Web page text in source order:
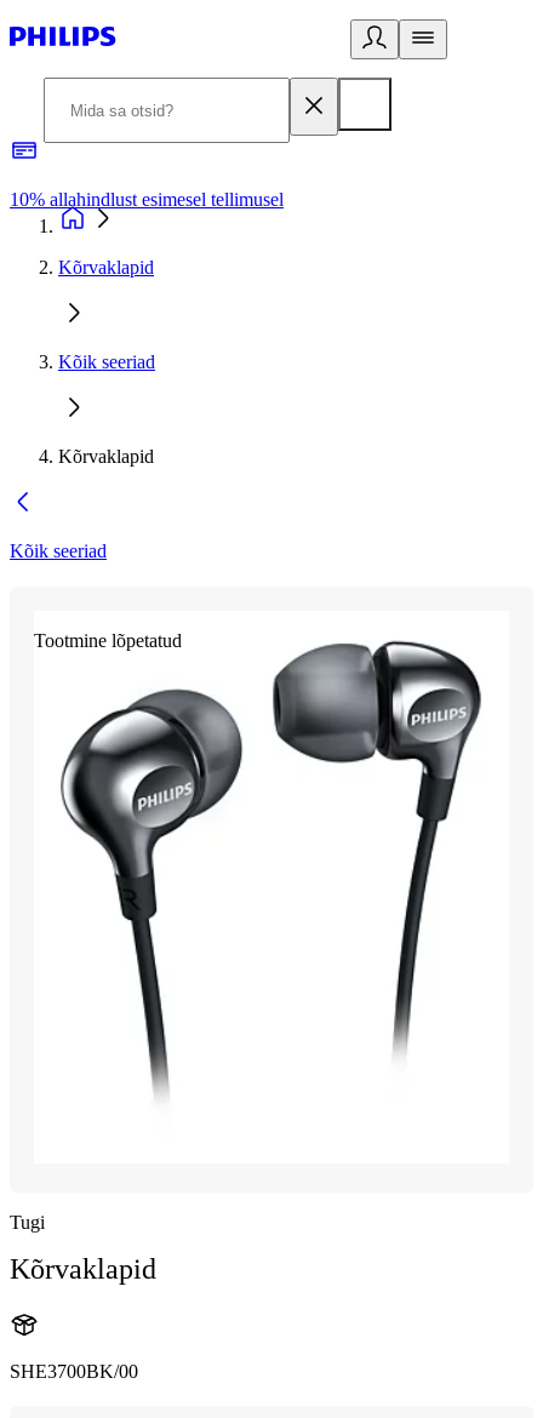
10% allahindlust esimesel tellimusel
Kõrvaklapid
Kõik seeriad
Kõrvaklapid
Kõik seeriad
Tootmine lõpetatud
Tugi
Kõrvaklapid
SHE3700BK/00